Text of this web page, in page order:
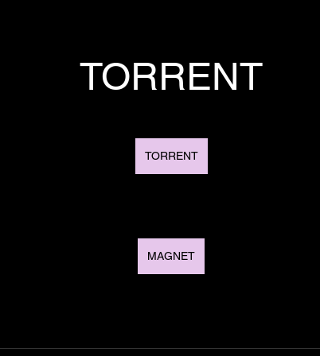
TORRENT
TORRENT
MAGNET